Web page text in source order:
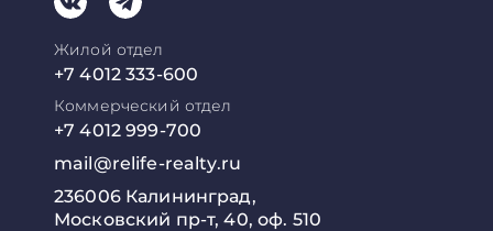
Жилой отдел
+7 4012 333-600
Коммерческий отдел
+7 4012 999-700
mail@relife-realty.ru
236006 Калининград,
Московский пр-т, 40, оф. 510